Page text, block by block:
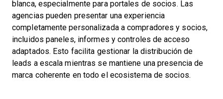
blanca, especialmente para portales de socios. Las
agencias pueden presentar una experiencia
completamente personalizada a compradores y socios,
incluidos paneles, informes y controles de acceso
adaptados. Esto facilita gestionar la distribución de
leads a escala mientras se mantiene una presencia de
marca coherente en todo el ecosistema de socios.